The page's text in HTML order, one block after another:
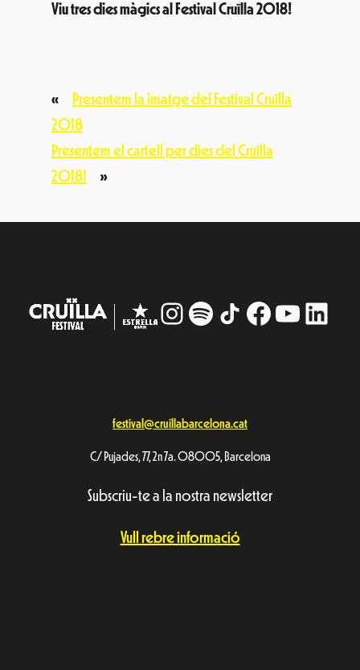
Viu tres dies màgics al Festival Cruïlla 2018!
«
Presentem la imatge del Festival Cruïlla
2018
Presentem el cartell per dies del Cruïlla
2018!
»
Instagram
# TikTokFacebook
festival@cruillabarcelona.cat
C/ Pujades, 77, 2n 7a. 08005, Barcelona
Subscriu-te a la nostra newsletter
Vull rebre informació